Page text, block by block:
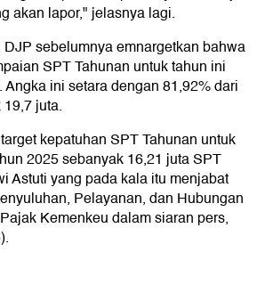
akan lapor," jelasnya lagi.
sebelumnya emnargetkan bahwa
SPT Tahunan untuk tahun ini
ini setara dengan 81,92% dari
juta.
kepatuhan SPT Tahunan untuk
2025 sebanyak 16,21 juta SPT
Astuti yang pada kala itu menjabat
Pelayanan, dan Hubungan
Kemenkeu dalam siaran pers,